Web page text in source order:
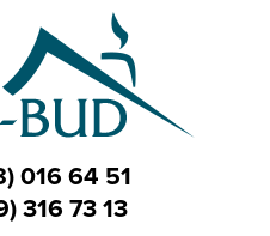
016 64 51
316 73 13